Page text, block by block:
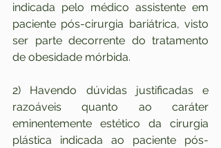
indicada pelo médico assistente em
paciente pós-cirurgia bariátrica, visto
ser parte decorrente do tratamento
de obesidade mórbida.
2) Havendo dúvidas justificadas e
razoáveis quanto ao caráter
eminentemente estético da cirurgia
plástica indicada ao paciente pós-